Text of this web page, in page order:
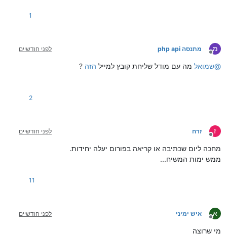
1
מ
מנותק
מתנסה php api לפני חודשיים
@שמואל מה עם מודל שליחת קובץ למייל הזה ?
2
ז
מנותק
זרח לפני חודשיים
מחכה ליום שכתיבה או קריאה בפורום יעלה יחידות.
ממש ימות המשיח...
11
א
מנותק
איש ימיני לפני חודשיים
מי שרוצה